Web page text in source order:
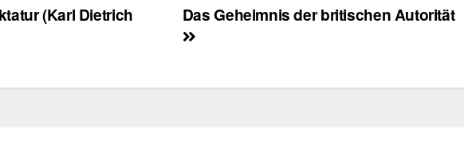
Das Geheimnis der britischen Autorität
(Karl Dietrich